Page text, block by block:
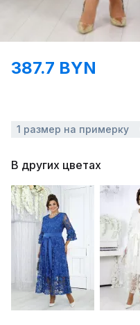
387.7 BYN
1 размер на примерку
В других цветах